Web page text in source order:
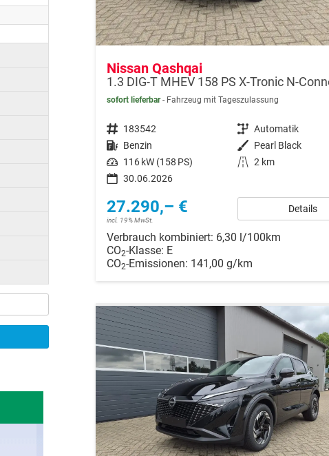
Nissan Qashqai
sofort lieferbar Fahrzeug mit Tageszulassung
Fahrzeugnr. 183542 Getriebe Automatik
Kraftstoff Benzin Außenfarbe Pearl Black
Leistung 116 kW (158 PS) Kilometerstand 2 km
30.06.2026
27.290,– €
incl. 19% MwSt.
Details
Verbrauch kombiniert: 6,30 l/100km
CO2-Klasse: E
CO2-Emissionen: 141,00 g/km